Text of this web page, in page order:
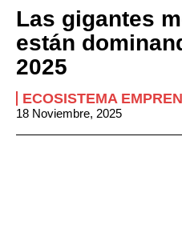
Las gigantes
están
2025
ECOSISTEMA
18 Noviembre, 2025